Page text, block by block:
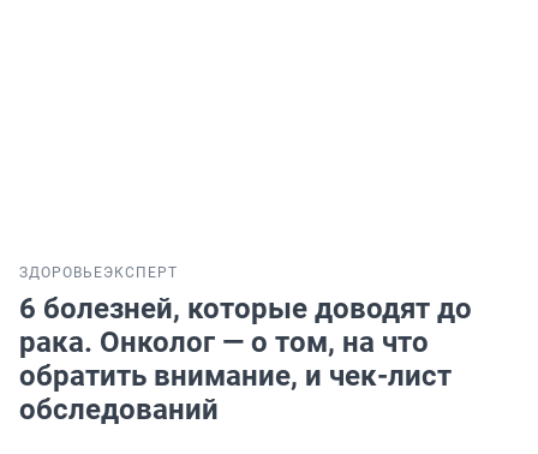
ЗДОРОВЬЕЭКСПЕРТ
6 болезней, которые доводят до
рака. Онколог — о том, на что
обратить внимание, и чек-лист
обследований